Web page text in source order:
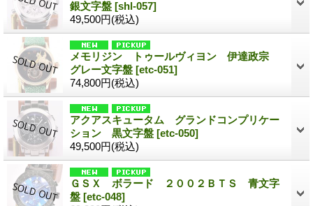
銀文字盤 [shl-057]
49,500円(税込)
メモリジン トゥールヴィヨン 伊達政宗
グレー文字盤 [etc-051]
74,800円(税込)
アクアスキュータム グランドコンプリケー
ション 黒文字盤 [etc-050]
49,500円(税込)
ＧＳＸ ボラード ２００２ＢＴＳ 青文字
盤 [etc-048]